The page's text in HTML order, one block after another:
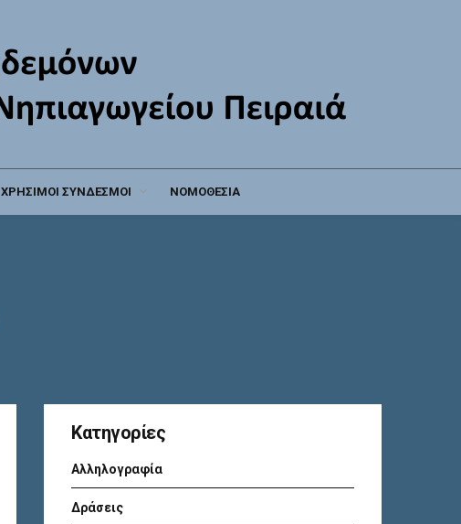
ΧΡΗΣΙΜΟΙ ΣΥΝΔΕΣΜΟΙ ΝΟΜΟΘΕΣΙΑ
Kατηγορίες
Αλληλογραφία
Δράσεις